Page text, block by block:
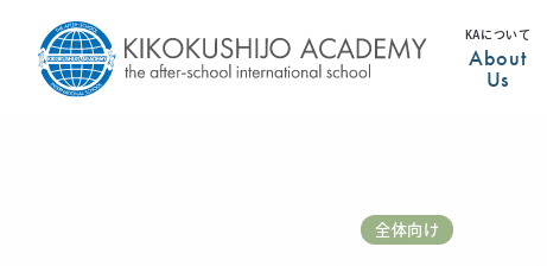
KAについて
About
Us
全体向け